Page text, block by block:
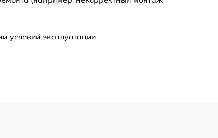
условий эксплуатации.